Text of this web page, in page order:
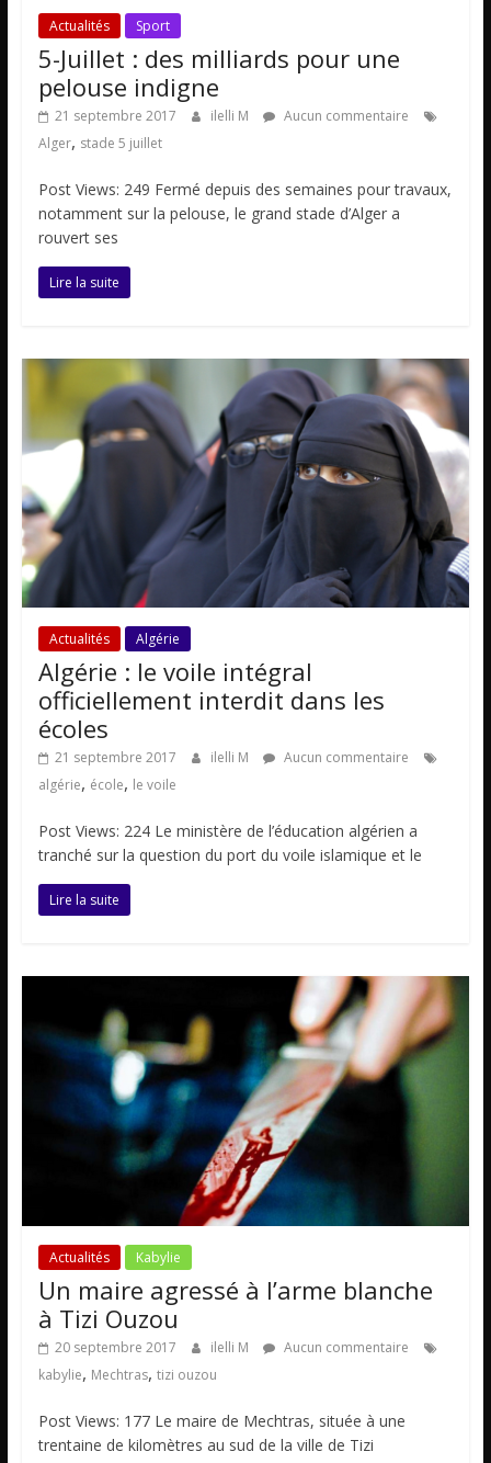
Actualités Sport
5-Juillet : des milliards pour une
pelouse indigne
21 septembre 2017 ilelli M
Aucun commentaire
Alger, stade 5 juillet
Post Views: 249 Fermé depuis des semaines pour travaux,
notamment sur la pelouse, le grand stade d’Alger a
rouvert ses
Lire la suite
Actualités Algérie
Algérie : le voile intégral
officiellement interdit dans les
écoles
21 septembre 2017 ilelli M
Aucun commentaire
algérie, école, le voile
Post Views: 224 Le ministère de l’éducation algérien a
tranché sur la question du port du voile islamique et le
Lire la suite
Actualités Kabylie
Un maire agressé à l’arme blanche
à Tizi Ouzou
20 septembre 2017 ilelli M
Aucun commentaire
kabylie, Mechtras, tizi ouzou
Post Views: 177 Le maire de Mechtras, située à une
trentaine de kilomètres au sud de la ville de Tizi